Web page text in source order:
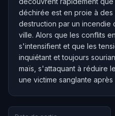
déchirée est en proie à des
destruction par un incendie
ville. Alors que les conflits
s'intensifient et que les
inquiétant et toujours
maïs, s'attaquant à réduire
une victime sanglante après